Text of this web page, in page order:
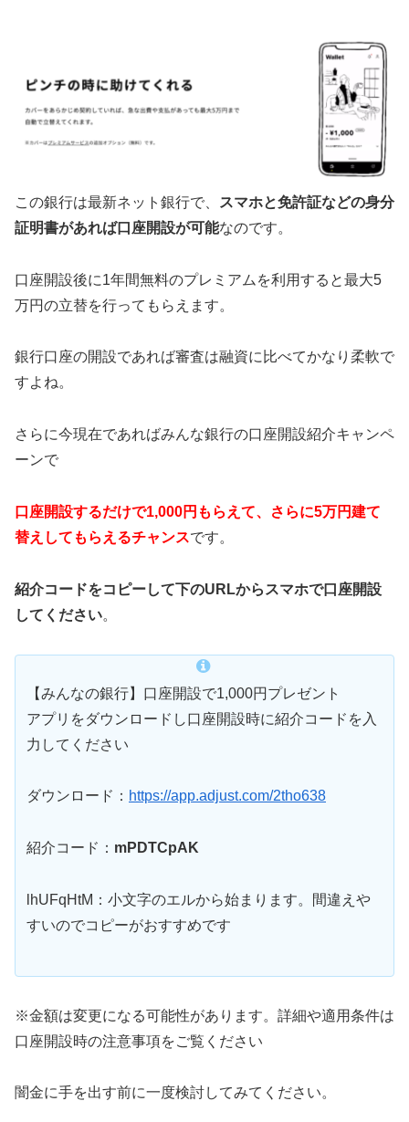
この銀行は最新ネット銀行で、
スマホと免許証などの身分
証明書があれば口座開設が可能なのです。
口座開設後に1年間無料のプレミアムを利用すると最大5
万円の立替を行ってもらえます。
銀行口座の開設であれば審査は融資に比べてかなり柔軟で
すよね。
さらに今現在であればみんな銀行の口座開設紹介キャンペ
ーンで
口座開設するだけで1,000円もらえて、さらに5万円建て
替えしてもらえるチャンスです。
紹介コードをコピーして下のURLからスマホで口座開設
してください。
【みんなの銀行】口座開設で1,000円プレゼント
アプリをダウンロードし口座開設時に紹介コードを入
力してください
ダウンロード： https://app.adjust.com/2tho638
紹介コード： mPDTCpAK
lhUFqHtM：小文字のエルから始まります。間違えや
すいのでコピーがおすすめです
※金額は変更になる可能性があります。詳細や適用条件は
口座開設時の注意事項をご覧ください
闇金に手を出す前に一度検討してみてください。